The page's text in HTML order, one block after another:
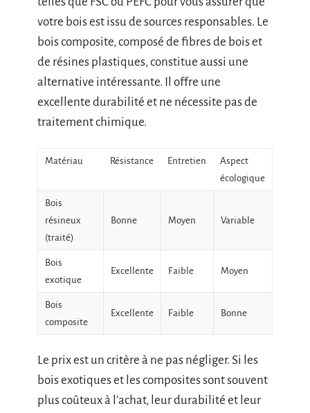
votre bois est issu de sources responsables. Le
bois composite, composé de fibres de bois et
de résines plastiques, constitue aussi une
alternative intéressante. Il offre une
excellente durabilité et ne nécessite pas de
traitement chimique.
Matériau Résistance Entretien
Aspect
écologique
Bois
résineux
(traité)
Bonne Moyen Variable
Bois
exotique
Excellente Faible Moyen
Bois
composite
Excellente Faible Bonne
Le prix est un critère à ne pas négliger. Si les
bois exotiques et les composites sont souvent
plus coûteux à l’achat, leur durabilité et leur